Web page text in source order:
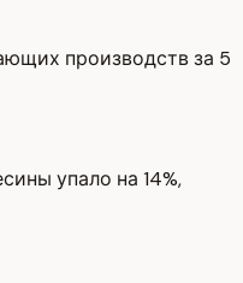
производств за 5
упало на 14%,